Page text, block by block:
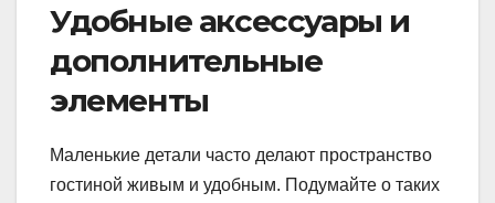
Удобные аксессуары и
дополнительные
элементы
Маленькие детали часто делают пространство
гостиной живым и удобным. Подумайте о таких